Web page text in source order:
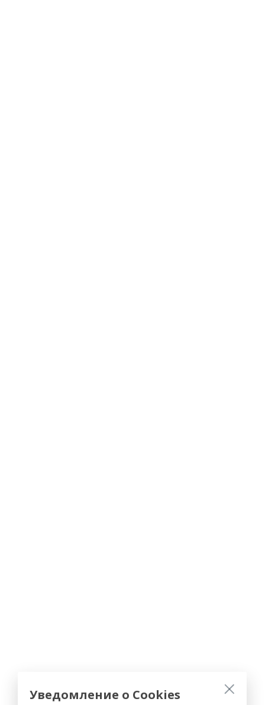
Уведомление о Cookies